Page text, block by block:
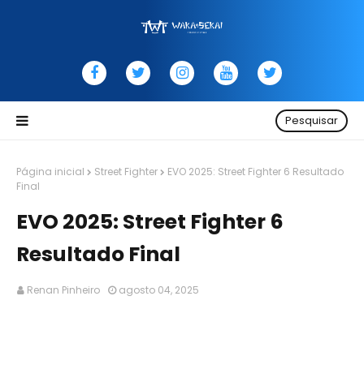
Pesquisar
Página inicial Street Fighter
EVO 2025: Street Fighter 6 Resultado
Final
EVO 2025: Street Fighter 6
Resultado Final
Renan Pinheiro agosto 04, 2025